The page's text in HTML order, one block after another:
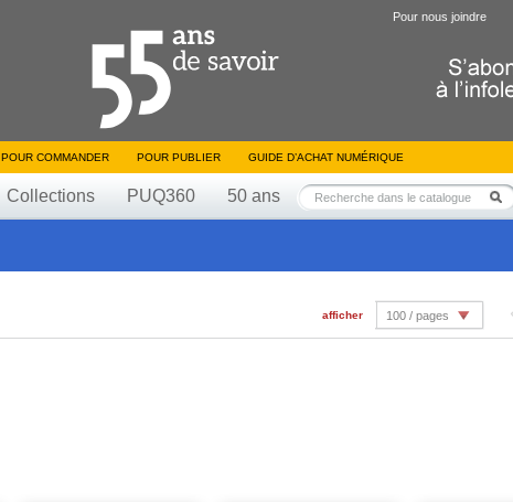
Pour nous joindre
POUR COMMANDER POUR PUBLIER GUIDE D’ACHAT NUMÉRIQUE
Collections PUQ360 50 ans
afficher 100 / pages